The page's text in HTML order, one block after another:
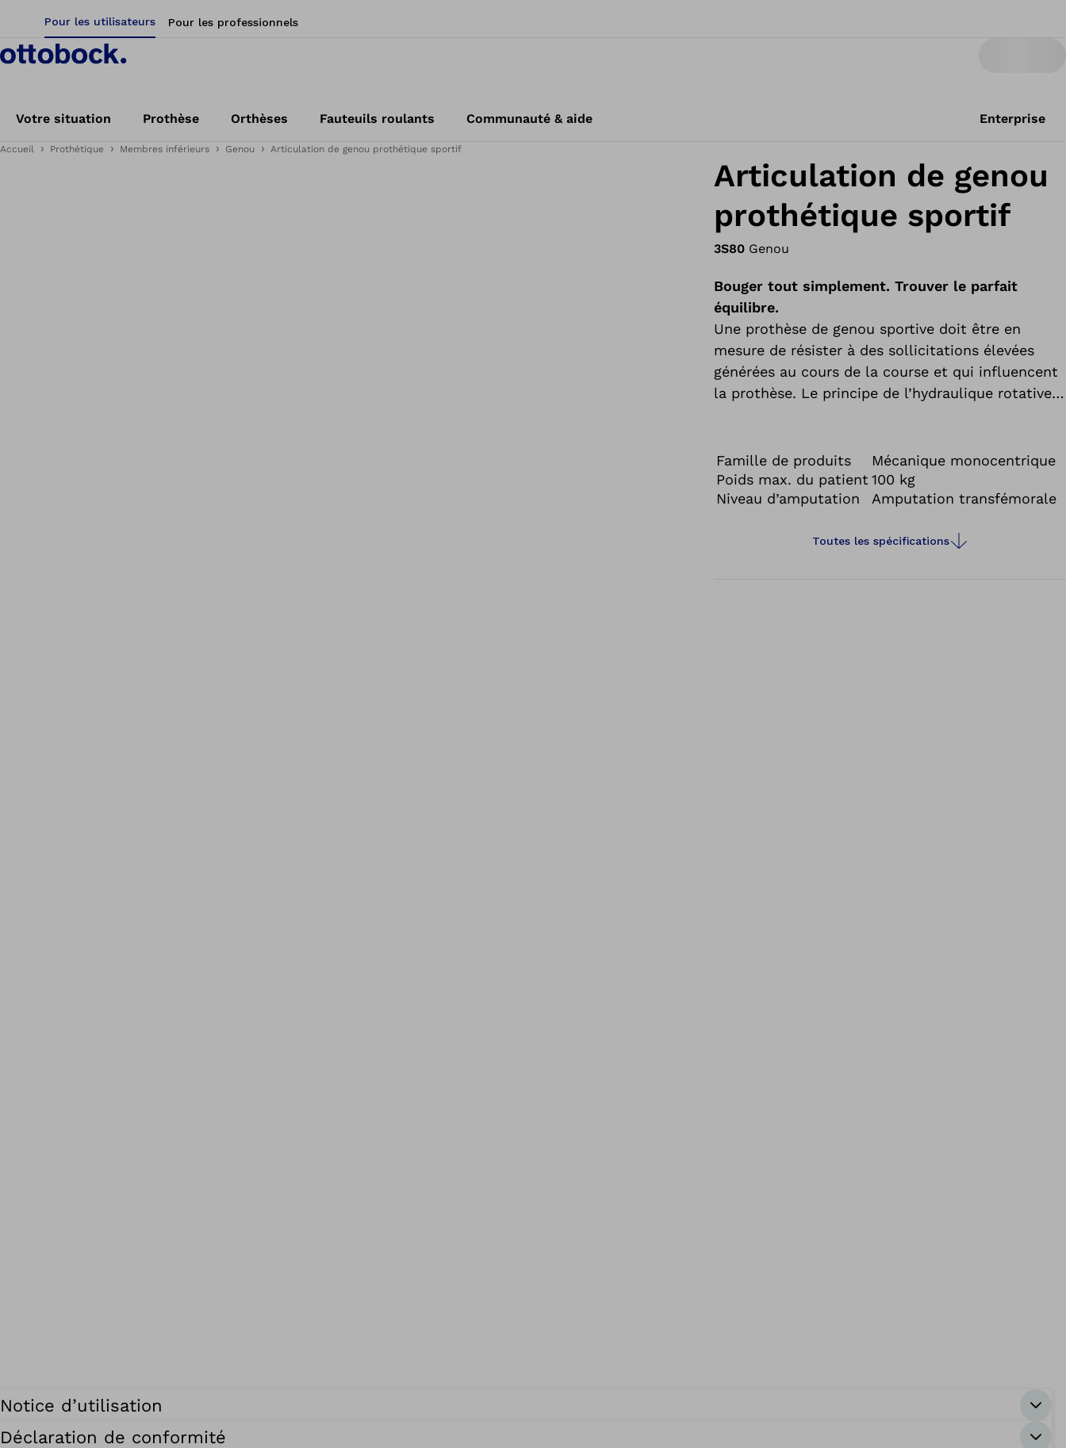
Pour les utilisateurs Pour les professionnels
Votre situation Prothèse Orthèses Fauteuils roulants Communauté & aide Enterprise
Accueil Prothétique Membres inférieurs Genou Articulation de genou prothétique sportif
Articulation de genou
prothétique sportif
3S80 Genou
Bouger tout simplement. Trouver le parfait
équilibre.
Une prothèse de genou sportive doit être en
mesure de résister à des sollicitations élevées
générées au cours de la course et qui influencent
la prothèse. Le principe de l’hydraulique rotative
forme modifiée. De plus, cette articulation est
dotée d’un verrou manuel. Compacte et robuste,
l’articulation 3S80 Sport est optimisée pour tous
Famille de produits
Mécanique monocentrique
Poids max. du patient 100 kg
Niveau d’amputation
Amputation transfémorale
Toutes les spécifications
Notice d’utilisation
Déclaration de conformité